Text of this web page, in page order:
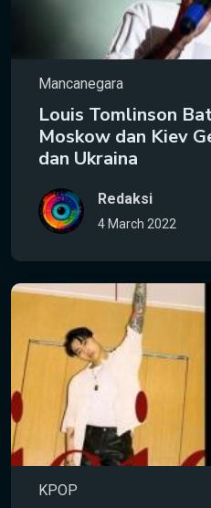
Mancanegara
Louis Tomlinson
Moskow dan Kiev
dan Ukraina
Redaksi
4 March 2022
KPOP